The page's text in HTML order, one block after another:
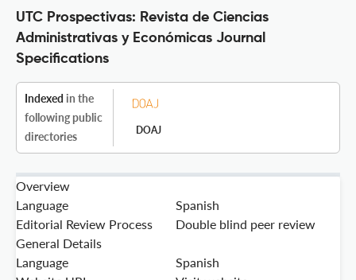
UTC Prospectivas: Revista de Ciencias
Administrativas y Económicas Journal
Specifications
Indexed in the
following public
directories
DOAJ
Overview
Language
Spanish
Editorial Review Process
Double blind peer review
General Details
Language
Spanish